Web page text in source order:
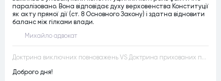
паралізовано. Вона відповідає духу верховенства Конституції
як акту прямої дії (ст. 8 Основного Закону) і здатна відновити
баланс між гілками влади.
Михайло адвокат
Доктрина виключних повноважень VS Доктрина прихованих повноважень
Доброго дня!